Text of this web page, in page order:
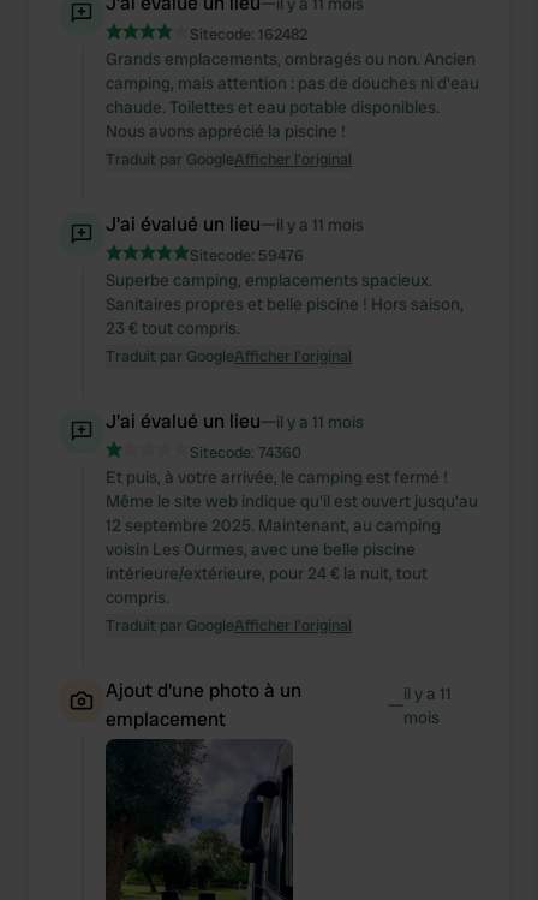
Sitecode: 162482
Grands emplacements, ombragés ou non. Ancien
camping, mais attention : pas de douches ni d'eau
chaude. Toilettes et eau potable disponibles.
Nous avons apprécié la piscine !
Traduit par GoogleAfficher l'original
J'ai évalué un lieu—il y a 11 mois
Sitecode: 59476
Superbe camping, emplacements spacieux.
Sanitaires propres et belle piscine ! Hors saison,
23 € tout compris.
Traduit par GoogleAfficher l'original
J'ai évalué un lieu—il y a 11 mois
Sitecode: 74360
Et puis, à votre arrivée, le camping est fermé !
Même le site web indique qu'il est ouvert jusqu'au
12 septembre 2025. Maintenant, au camping
voisin Les Ourmes, avec une belle piscine
intérieure/extérieure, pour 24 € la nuit, tout
compris.
Traduit par GoogleAfficher l'original
Ajout d'une photo à un
emplacement
—il y a 11
mois